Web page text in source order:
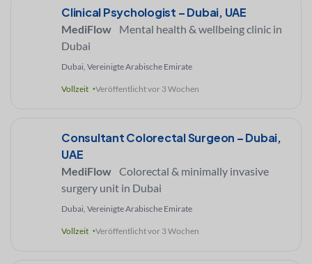
Clinical Psychologist – Dubai, UAE
MediFlow
Mental health & wellbeing clinic in
Dubai
Dubai, Vereinigte Arabische Emirate
Vollzeit Veröffentlicht vor 3 Wochen
Consultant Colorectal Surgeon – Dubai,
UAE
MediFlow Colorectal & minimally invasive
surgery unit in Dubai
Dubai, Vereinigte Arabische Emirate
Vollzeit Veröffentlicht vor 3 Wochen